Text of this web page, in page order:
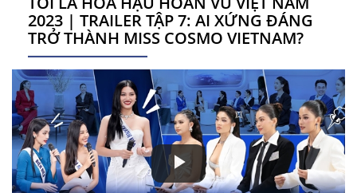
2023 | TRAILER TẬP 7: AI XỨNG ĐÁNG
TRỞ THÀNH MISS COSMO VIETNAM?
Play